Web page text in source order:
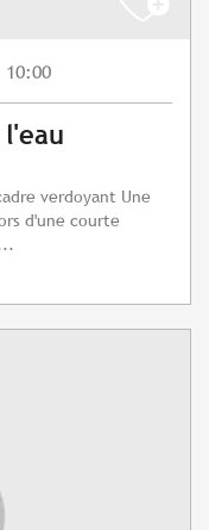
10:00
verdoyant Une
d'une courte